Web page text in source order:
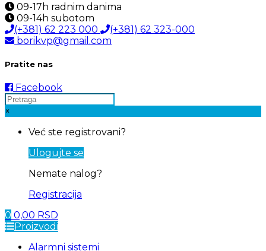
09-17h radnim danima
09-14h subotom
(+381) 62 223 000
(+381) 62 323-000
borikvp@gmail.com
Pratite nas
Facebook
×
Već ste registrovani?
Ulogujte se
Nemate nalog?
Registracija
0 0,00 RSD
Proizvodi
Alarmni sistemi